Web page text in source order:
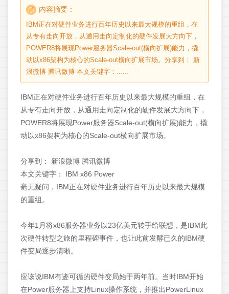
内容摘要：
IBM正在对硬件业务进行百年历史以来最大规模的重组，在
从专有走向开放，从通用走向定制化的硬件发展大方向下，
POWER8将展现Power服务器Scale-out(横向扩展)能力，撬
动以x86架构为核心的Scale-out横向扩展市场。分享到： 新
浪微博 腾讯微博 本文关键字：......
IBM正在对硬件业务进行百年历史以来最大规模的重组，在
从专有走向开放，从通用走向定制化的硬件发展大方向下，
POWER8将展现Power服务器Scale-out(横向扩展)能力，撬
动以x86架构为核心的Scale-out横向扩展市场。
分享到：
新浪微博 腾讯微博
本文关键字：
IBM x86 Power
毫无疑问，IBM正在对硬件业务进行百年历史以来最大规模
的重组。
今年1月将x86服务器业务以23亿美元转手给联想，是IBM此
次硬件转型之旅的里程碑事件，也让此前发酵已久的IBM硬
件变局逐步清晰。
应该说IBM有迹可循的硬件变局始于两年前。当时IBM开始
在Power服务器上支持Linux操作系统，并推出PowerLinux